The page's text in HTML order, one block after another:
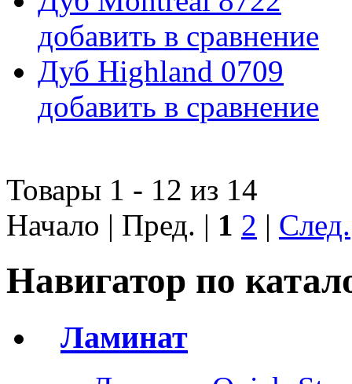
добавить в сравнение
Дуб Highland 0709
добавить в сравнение
Товары 1 - 12 из 14
Начало | Пред. | 1 2 | След.
Навигатор по
Ламинат